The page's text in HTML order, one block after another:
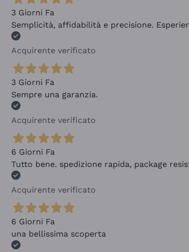
3 Giorni Fa
Semplicità, affidabilità e precisione.
Acquirente verificato
3 Giorni Fa
Sempre una garanzia.
Acquirente verificato
6 Giorni Fa
Tutto bene. spedizione rapida, package
Acquirente verificato
6 Giorni Fa
una bellissima scoperta